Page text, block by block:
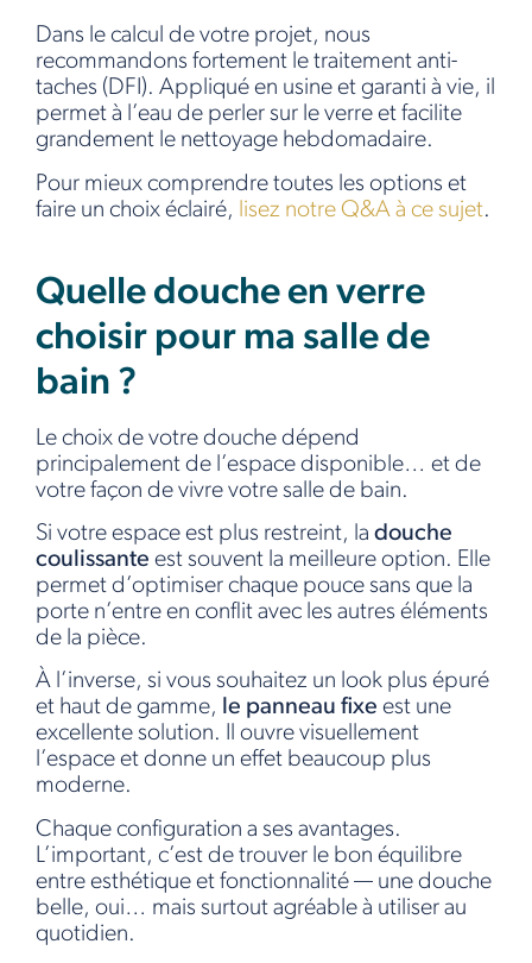
Dans le calcul de votre projet, nous
recommandons fortement le traitement anti-
taches (DFI). Appliqué en usine et garanti à vie, il
permet à l’eau de perler sur le verre et facilite
grandement le nettoyage hebdomadaire.
Pour mieux comprendre toutes les options et
faire un choix éclairé, lisez notre Q&A à ce sujet.
Quelle douche en verre
choisir pour ma salle de
bain ?
Le choix de votre douche dépend
principalement de l’espace disponible… et de
votre façon de vivre votre salle de bain.
Si votre espace est plus restreint, la douche
coulissante est souvent la meilleure option. Elle
permet d’optimiser chaque pouce sans que la
porte n’entre en conflit avec les autres éléments
de la pièce.
À l’inverse, si vous souhaitez un look plus épuré
et haut de gamme, le panneau fixe est une
excellente solution. Il ouvre visuellement
l’espace et donne un effet beaucoup plus
moderne.
Chaque configuration a ses avantages.
L’important, c’est de trouver le bon équilibre
entre esthétique et fonctionnalité — une douche
belle, oui… mais surtout agréable à utiliser au
quotidien.